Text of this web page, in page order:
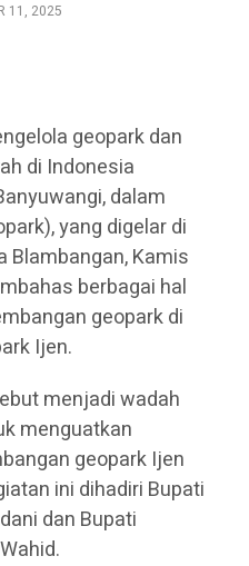
11, 2025
geopark dan
di Indonesia
dalam
yang digelar di
Blambangan, Kamis
berbagai hal
geopark di
Ijen.
menjadi wadah
menguatkan
geopark Ijen
ini dihadiri Bupati
dan Bupati